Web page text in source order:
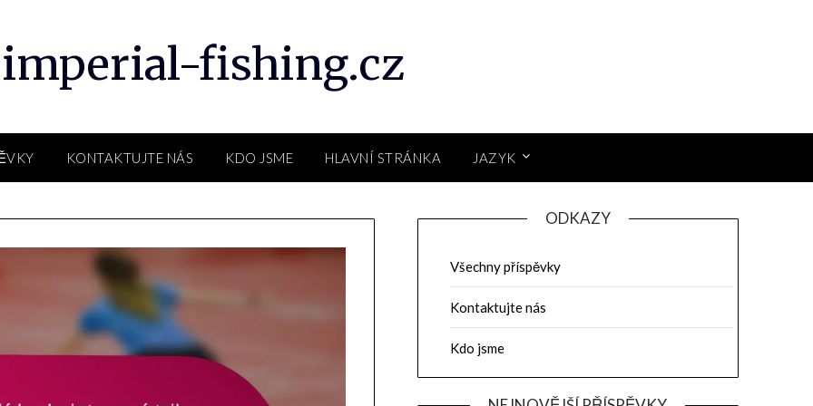
imperial-fishing.cz
KONTAKTUJTE NÁS KDO JSME HLAVNÍ STRÁNKA JAZYK
ODKAZY
Všechny příspěvky
Kontaktujte nás
Kdo jsme